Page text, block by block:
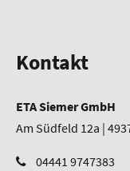
Kontakt
ETA Siemer GmbH
Am Südfeld 12a |
04441 9747383